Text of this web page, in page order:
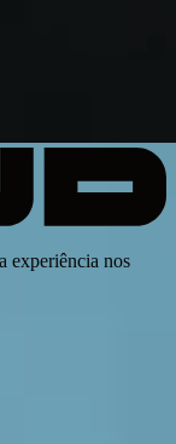
experiência nos